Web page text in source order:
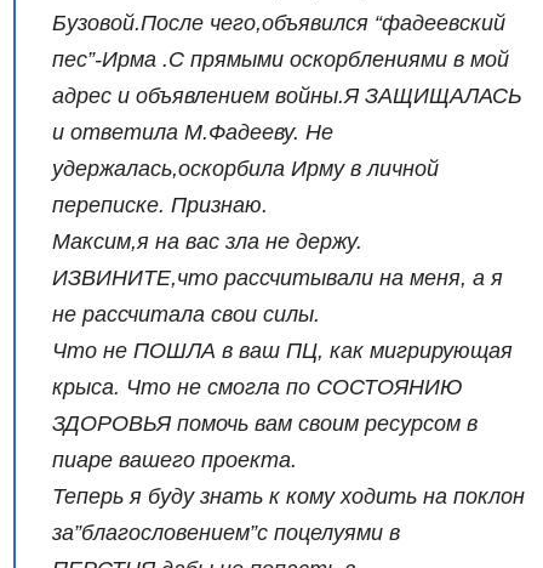
Бузовой.После чего,объявился “фадеевский
пес”-Ирма .С прямыми оскорблениями в мой
адрес и объявлением войны.Я ЗАЩИЩАЛАСЬ
и ответила М.Фадееву. Не
удержалась,оскорбила Ирму в личной
переписке. Признаю.
Максим,я на вас зла не держу.
ИЗВИНИТЕ,что рассчитывали на меня, а я
не рассчитала свои силы.
Что не ПОШЛА в ваш ПЦ, как мигрирующая
крыса. Что не смогла по СОСТОЯНИЮ
ЗДОРОВЬЯ помочь вам своим ресурсом в
пиаре вашего проекта.
Теперь я буду знать к кому ходить на поклон
за”благословением”с поцелуями в